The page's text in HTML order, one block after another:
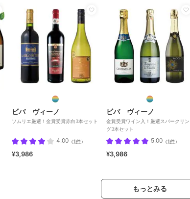
ビバ ヴィーノ
ソムリエ厳選！金賞受賞赤白3本セット
4.00 （1件）
¥3,986
ビバ ヴィーノ
金賞受賞ワイン入！厳選スパークリン
グ3本セット
5.00 （1件）
¥3,986
もっとみる